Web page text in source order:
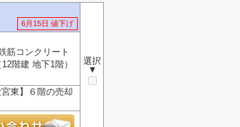
6月15日 値下げ
選択
▼
筋コンクリート
階建 地下1階）
東】６階の売却